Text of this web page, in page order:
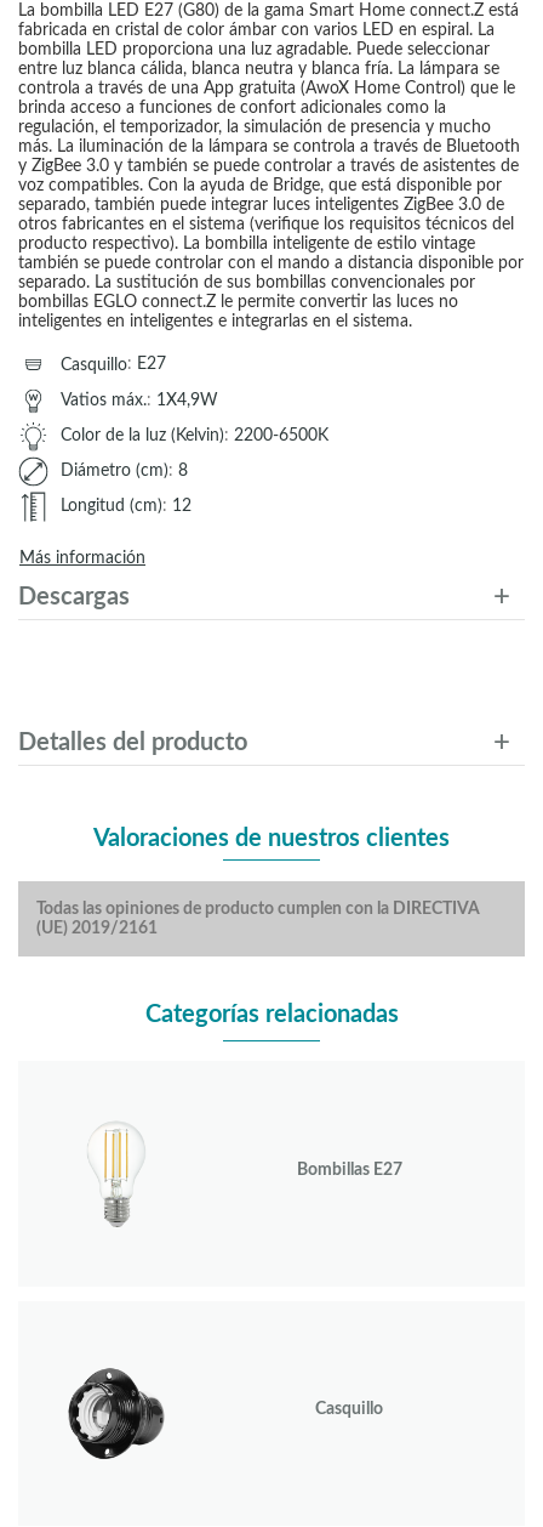
La bombilla LED E27 (G80) de la gama Smart Home connect.Z está
fabricada en cristal de color ámbar con varios LED en espiral. La
bombilla LED proporciona una luz agradable. Puede seleccionar
entre luz blanca cálida, blanca neutra y blanca fría. La lámpara se
controla a través de una App gratuita (AwoX Home Control) que le
brinda acceso a funciones de confort adicionales como la
regulación, el temporizador, la simulación de presencia y mucho
más. La iluminación de la lámpara se controla a través de Bluetooth
y ZigBee 3.0 y también se puede controlar a través de asistentes de
voz compatibles. Con la ayuda de Bridge, que está disponible por
separado, también puede integrar luces inteligentes ZigBee 3.0 de
otros fabricantes en el sistema (verifique los requisitos técnicos del
producto respectivo). La bombilla inteligente de estilo vintage
también se puede controlar con el mando a distancia disponible por
separado. La sustitución de sus bombillas convencionales por
bombillas EGLO connect.Z le permite convertir las luces no
inteligentes en inteligentes e integrarlas en el sistema.
Casquillo: E27
Vatios máx.: 1X4,9W
Color de la luz (Kelvin): 2200-6500K
Diámetro (cm): 8
Longitud (cm): 12
Más información
Descargas
Detalles del producto
Valoraciones de nuestros clientes
Todas las opiniones de producto cumplen con la DIRECTIVA
(UE) 2019/2161
Categorías relacionadas
Bombillas E27
Casquillo